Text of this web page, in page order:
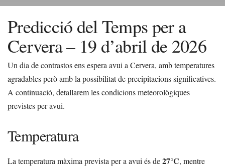
Predicció del Temps per a
Cervera – 19 d’abril de 2026
Un dia de contrastos ens espera avui a Cervera, amb temperatures
agradables però amb la possibilitat de precipitacions significatives.
A continuació, detallarem les condicions meteorològiques
previstes per avui.
Temperatura
La temperatura màxima prevista per a avui és de27°C, mentre